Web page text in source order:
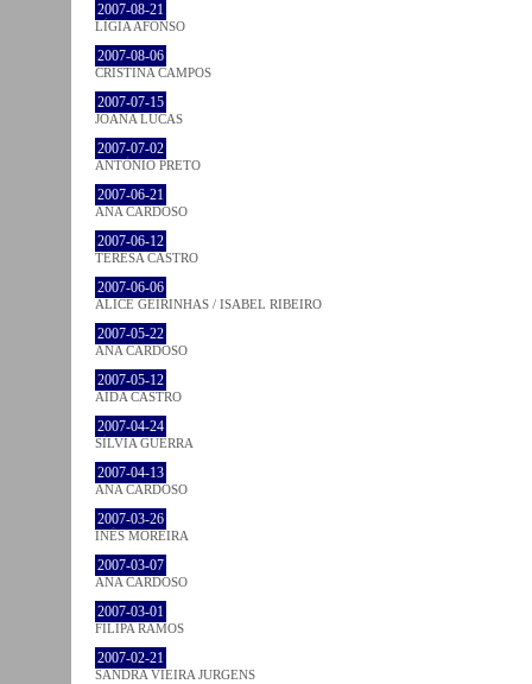
2007-08-21
LÍGIA AFONSO
2007-08-06
CRISTINA CAMPOS
2007-07-15
JOANA LUCAS
2007-07-02
ANTÓNIO PRETO
2007-06-21
ANA CARDOSO
2007-06-12
TERESA CASTRO
2007-06-06
ALICE GEIRINHAS / ISABEL RIBEIRO
2007-05-22
ANA CARDOSO
2007-05-12
AIDA CASTRO
2007-04-24
SÍLVIA GUERRA
2007-04-13
ANA CARDOSO
2007-03-26
INÊS MOREIRA
2007-03-07
ANA CARDOSO
2007-03-01
FILIPA RAMOS
2007-02-21
SANDRA VIEIRA JURGENS